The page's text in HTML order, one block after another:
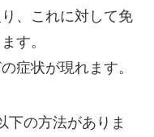
、これに対して免
す。
症状が現れます。
下の方法がありま